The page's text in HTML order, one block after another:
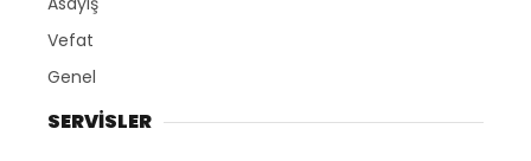
Vefat
Genel
SERVİSLER